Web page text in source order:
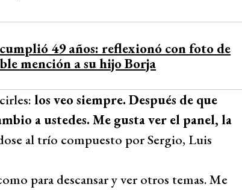
49 años: reflexionó con foto de
mención a su hijo Borja
los veo siempre. Después de que
a ustedes. Me gusta ver el panel, la
al trío compuesto por Sergio, Luis
para descansar y ver otros temas. Me